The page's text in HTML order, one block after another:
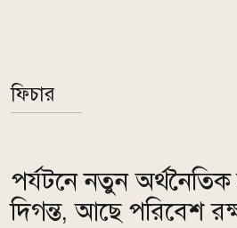
ফিচার
পর্যটনে নতুন অর্থনৈতিক
দিগন্ত, আছে পরিবেশ